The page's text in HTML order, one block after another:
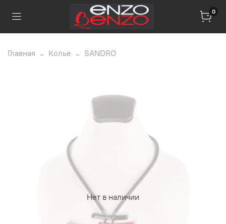
0
Главная Колье SANDRO
Нет в наличии